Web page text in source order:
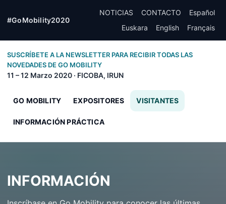
#GoMobility2020
NOTICIAS CONTACTO
Español
Euskara
English Français
SUSCRÍBETE A LA NEWSLETTER PARA RECIBIR TODAS LAS
NOVEDADES DE GO MOBILITY
11 – 12 Marzo 2020 · FICOBA, IRUN
GO MOBILITY EXPOSITORES VISITANTES
INFORMACIÓN PRÁCTICA
INFORMACIÓN